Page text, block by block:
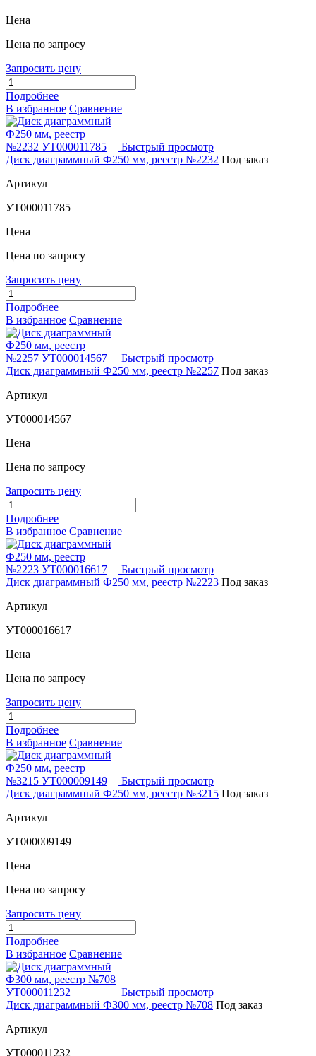
Цена
Цена по запросу
Запросить цену
Подробнее
В избранное Сравнение
Быстрый просмотр
Диск диаграммный Ф250 мм, реестр №2232 Под заказ
Артикул
УТ000011785
Цена
Цена по запросу
Запросить цену
Подробнее
В избранное Сравнение
Быстрый просмотр
Диск диаграммный Ф250 мм, реестр №2257 Под заказ
Артикул
УТ000014567
Цена
Цена по запросу
Запросить цену
Подробнее
В избранное Сравнение
Быстрый просмотр
Диск диаграммный Ф250 мм, реестр №2223 Под заказ
Артикул
УТ000016617
Цена
Цена по запросу
Запросить цену
Подробнее
В избранное Сравнение
Быстрый просмотр
Диск диаграммный Ф250 мм, реестр №3215 Под заказ
Артикул
УТ000009149
Цена
Цена по запросу
Запросить цену
Подробнее
В избранное Сравнение
Быстрый просмотр
Диск диаграммный Ф300 мм, реестр №708 Под заказ
Артикул
УТ000011232